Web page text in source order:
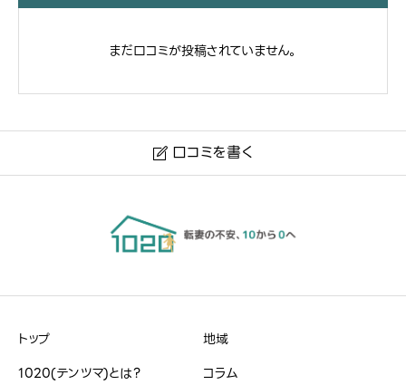
まだ口コミが投稿されていません。
 口コミを書く
ハンドルネーム
※本名や誤解される名前はご遠慮ください。
トップ
1020(テンツマ)とは？
地域
コラム